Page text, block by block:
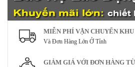
MIỄN PHÍ VẬN CHUYỂN
Và Đơn Hàng Lớn Ở Tỉnh
GIẢM GIÁ VỚI ĐƠN HÀNG